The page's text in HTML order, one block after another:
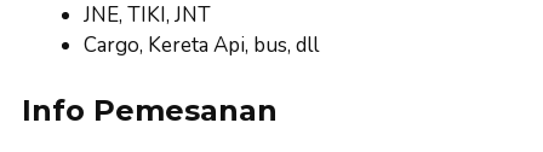
JNE, TIKI, JNT
Cargo, Kereta Api, bus, dll
Info Pemesanan